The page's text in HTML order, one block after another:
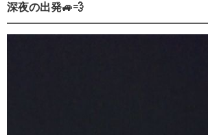
深夜の出発🚙💨